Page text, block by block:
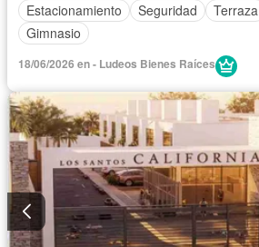
Estacionamiento
Seguridad Terraza
Gimnasio
18/06/2026 en - Ludeos Bienes Raíces